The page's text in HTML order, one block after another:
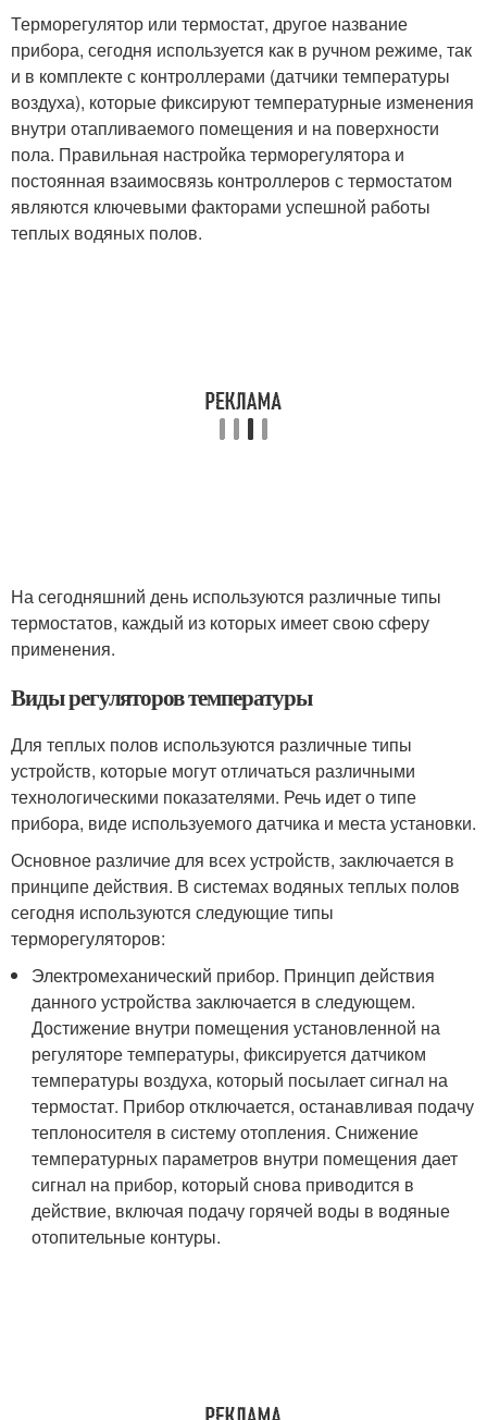
Терморегулятор или термостат, другое название
прибора, сегодня используется как в ручном режиме, так
и в комплекте с контроллерами (датчики температуры
воздуха), которые фиксируют температурные изменения
внутри отапливаемого помещения и на поверхности
пола. Правильная настройка терморегулятора и
постоянная взаимосвязь контроллеров с термостатом
являются ключевыми факторами успешной работы
теплых водяных полов.
На сегодняшний день используются различные типы
термостатов, каждый из которых имеет свою сферу
применения.
Виды регуляторов температуры
Для теплых полов используются различные типы
устройств, которые могут отличаться различными
технологическими показателями. Речь идет о типе
прибора, виде используемого датчика и места установки.
Основное различие для всех устройств, заключается в
принципе действия. В системах водяных теплых полов
сегодня используются следующие типы
терморегуляторов:
Электромеханический прибор. Принцип действия
данного устройства заключается в следующем.
Достижение внутри помещения установленной на
регуляторе температуры, фиксируется датчиком
температуры воздуха, который посылает сигнал на
термостат. Прибор отключается, останавливая подачу
теплоносителя в систему отопления. Снижение
температурных параметров внутри помещения дает
сигнал на прибор, который снова приводится в
действие, включая подачу горячей воды в водяные
отопительные контуры.